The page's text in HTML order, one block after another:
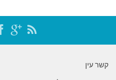
קשר עין